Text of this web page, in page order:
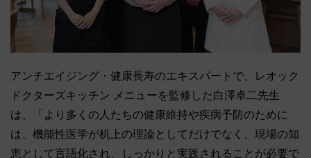
アンチエイジング・健康長寿のエキスパートで、レオック
ドクターズキッチン メニューを監修した白澤卓二先生
は、「より多くの人たちの健康維持や疾病予防のために
は、機能性医学が机上の理論としてだけでなく、現場の知
恵として言語化され、しっかりと実践されることが必要で